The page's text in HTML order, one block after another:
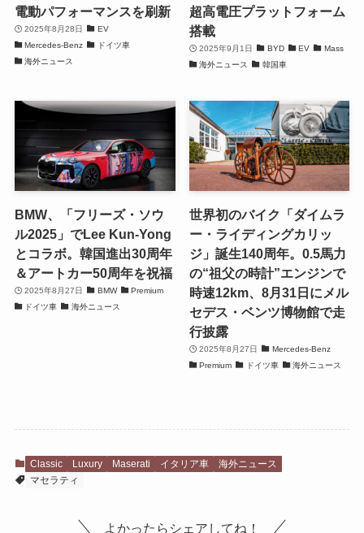
電動パフォーマンスを刷新
2025年8月28日
EV
Mercedes-Benz
ドイツ車
海外ニュース
超高電圧プラットフォーム
搭載
2025年9月1日 BYD EV
Mass
海外ニュース
韓国車
BMW、「フリーズ・ソウ
ル2025」でLee Kun-Yong
とコラボ。韓国進出30周年
＆アートカー50周年を祝福
2025年8月27日 BMW
Premium
ドイツ車
海外ニュース
世界初のバイク「ダイムラ
ー・ライディングカリッ
ジ」誕生140周年。0.5馬力
の“祖父の時計”エンジンで
時速12km、8月31日にメル
セデス・ベンツ博物館で走
行披露
2025年8月27日
Mercedes-Benz
Premium
ドイツ車 海外ニュース
Classic Luxury Maserati イタリア車
海外ニュース
マセラティ
よかったらシェアしてね！